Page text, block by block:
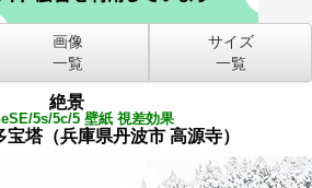
画像
一覧
サイズ
一覧
絶景
5s/5c/5 壁紙 視差効果
塔（兵庫県丹波市 高源寺）